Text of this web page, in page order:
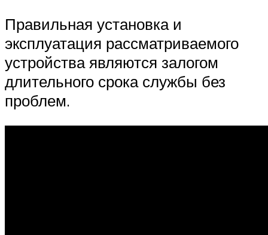
Правильная установка и
эксплуатация рассматриваемого
устройства являются залогом
длительного срока службы без
проблем.